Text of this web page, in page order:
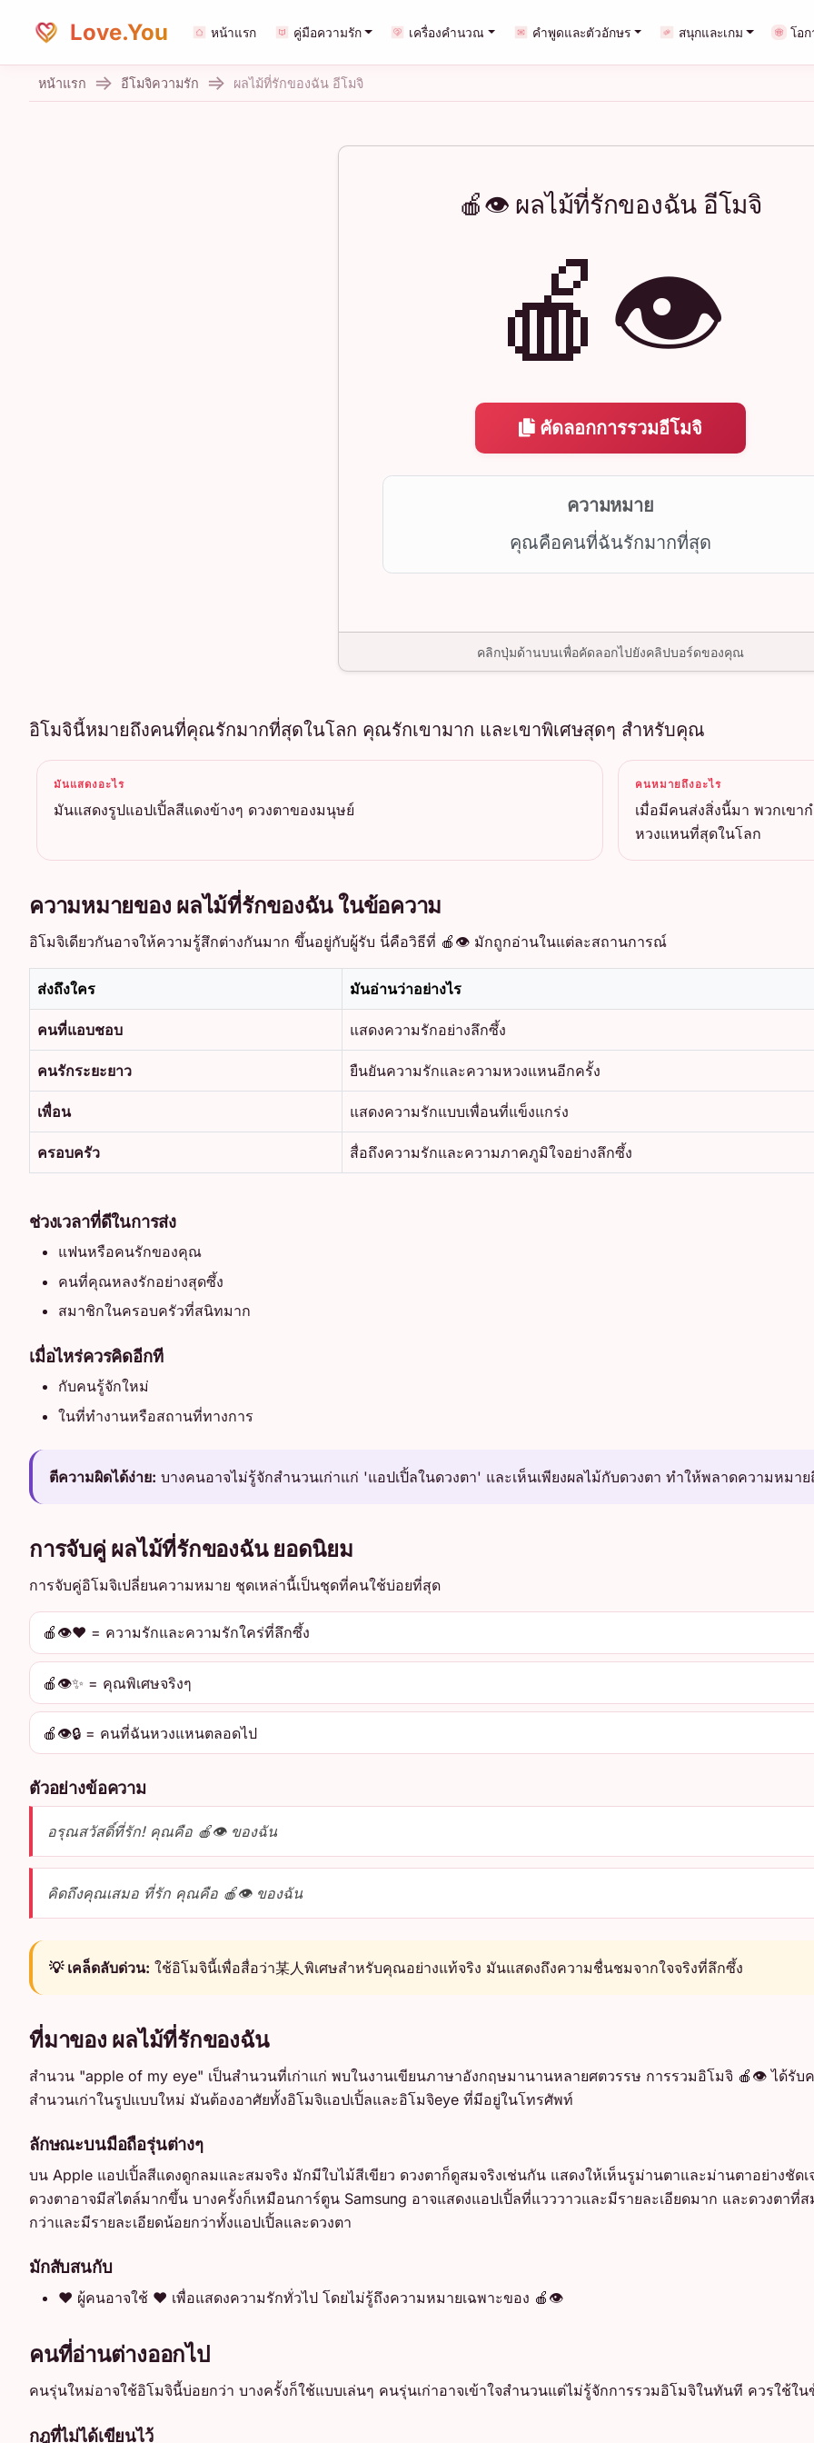
Love.You หน้าแรก คู่มือความรัก เครื่องคำนวณ คำพูดและตัวอักษร สนุกและเกม โอ
หน้าแรก อีโมจิความรัก ผลไม้ที่รักของฉัน อีโมจิ
🍎👁️ ผลไม้ที่รักของฉัน อีโมจิ
🍎👁️
คัดลอกการรวมอีโมจิ
ความหมาย
คุณคือคนที่ฉันรักมากที่สุด
คลิกปุ่มด้านบนเพื่อคัดลอกไปยังคลิปบอร์ดของคุณ
อิโมจินี้หมายถึงคนที่คุณรักมากที่สุดในโลก คุณรักเขามาก และเขาพิเศษสุดๆ สำหรับคุณ
มันแสดงอะไร
มันแสดงรูปแอปเปิ้ลสีแดงข้างๆ ดวงตาของมนุษย์
คนหมายถึงอะไร
เมื่อมีคนส่งสิ่งนี้มา พวกเขา
หวงแหนที่สุดในโลก
ความหมายของ ผลไม้ที่รักของฉัน ในข้อความ
อิโมจิเดียวกันอาจให้ความรู้สึกต่างกันมาก ขึ้นอยู่กับผู้รับ นี่คือวิธีที่ 🍎👁️ มักถูกอ่านในแต่ละสถานการณ์
ส่งถึงใคร มันอ่านว่าอย่างไร
คนที่แอบชอบ แสดงความรักอย่างลึกซึ้ง
คนรักระยะยาว ยืนยันความรักและความหวงแหนอีกครั้ง
เพื่อน แสดงความรักแบบเพื่อนที่แข็งแกร่ง
ครอบครัว สื่อถึงความรักและความภาคภูมิใจอย่างลึกซึ้ง
ช่วงเวลาที่ดีในการส่ง
แฟนหรือคนรักของคุณ
คนที่คุณหลงรักอย่างสุดซึ้ง
สมาชิกในครอบครัวที่สนิทมาก
เมื่อไหร่ควรคิดอีกที
กับคนรู้จักใหม่
ในที่ทำงานหรือสถานที่ทางการ
ตีความผิดได้ง่าย: บางคนอาจไม่รู้จักสำนวนเก่าแก่ 'แอปเปิ้ลในดวงตา' และเห็นเพียงผลไม้กับดวงตา ทำให้พลาดความหมา
การจับคู่ ผลไม้ที่รักของฉัน ยอดนิยม
การจับคู่อิโมจิเปลี่ยนความหมาย ชุดเหล่านี้เป็นชุดที่คนใช้บ่อยที่สุด
🍎👁️❤️ = ความรักและความรักใคร่ที่ลึกซึ้ง
🍎👁️✨ = คุณพิเศษจริงๆ
🍎👁️🔒 = คนที่ฉันหวงแหนตลอดไป
ตัวอย่างข้อความ
อรุณสวัสดิ์ที่รัก! คุณคือ 🍎👁️ ของฉัน
คิดถึงคุณเสมอ ที่รัก คุณคือ 🍎👁️ ของฉัน
💡 เคล็ดลับด่วน: ใช้อิโมจินี้เพื่อสื่อว่า某人พิเศษสำหรับคุณอย่างแท้จริง มันแสดงถึงความชื่นชมจากใจจริงที่ลึกซึ้ง
ที่มาของ ผลไม้ที่รักของฉัน
สำนวน "apple of my eye" เป็นสำนวนที่เก่าแก่ พบในงานเขียนภาษาอังกฤษมานานหลายศตวรรษ การรวมอิโมจิ 🍎👁️ ได้รั
สำนวนเก่าในรูปแบบใหม่ มันต้องอาศัยทั้งอิโมจิแอปเปิ้ลและอิโมจิeye ที่มีอยู่ในโทรศัพท์
ลักษณะบนมือถือรุ่นต่างๆ
บน Apple แอปเปิ้ลสีแดงดูกลมและสมจริง มักมีใบไม้สีเขียว ดวงตาก็ดูสมจริงเช่นกัน แสดงให้เห็นรูม่านตาและม่านตาอย่างชัดเ
ดวงตาอาจมีสไตล์มากขึ้น บางครั้งก็เหมือนการ์ตูน Samsung อาจแสดงแอปเปิ้ลที่แวววาวและมีรายละเอียดมาก และดวงตา
กว่าและมีรายละเอียดน้อยกว่าทั้งแอปเปิ้ลและดวงตา
มักสับสนกับ
❤️ ผู้คนอาจใช้ ❤️ เพื่อแสดงความรักทั่วไป โดยไม่รู้ถึงความหมายเฉพาะของ 🍎👁️
คนที่อ่านต่างออกไป
คนรุ่นใหม่อาจใช้อิโมจินี้บ่อยกว่า บางครั้งก็ใช้แบบเล่นๆ คนรุ่นเก่าอาจเข้าใจสำนวนแต่ไม่รู้จักการรวมอิโมจิในทันที ควรใช้ใ
กฎที่ไม่ได้เขียนไว้